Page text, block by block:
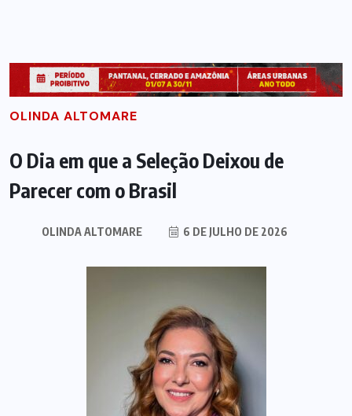
OLINDA ALTOMARE
O Dia em que a Seleção Deixou de
Parecer com o Brasil
OLINDA ALTOMARE 6 DE JULHO DE 2026